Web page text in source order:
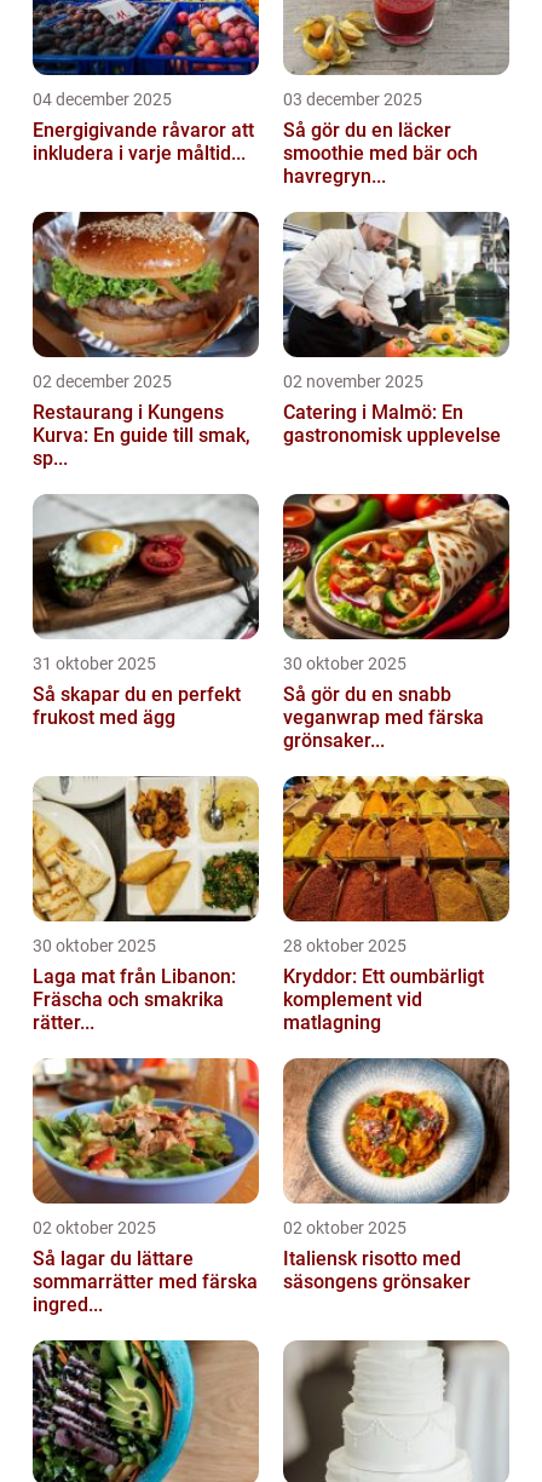
04 december 2025
Energigivande råvaror att
inkludera i varje måltid...
03 december 2025
Så gör du en läcker
smoothie med bär och
havregryn...
02 december 2025
Restaurang i Kungens
Kurva: En guide till smak,
sp...
02 november 2025
Catering i Malmö: En
gastronomisk upplevelse
31 oktober 2025
Så skapar du en perfekt
frukost med ägg
30 oktober 2025
Så gör du en snabb
veganwrap med färska
grönsaker...
30 oktober 2025
Laga mat från Libanon:
Fräscha och smakrika
rätter...
28 oktober 2025
Kryddor: Ett oumbärligt
komplement vid
matlagning
02 oktober 2025
Så lagar du lättare
sommarrätter med färska
ingred...
02 oktober 2025
Italiensk risotto med
säsongens grönsaker